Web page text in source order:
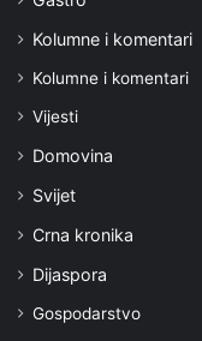
Kolumne i komentari
Kolumne i komentari
Vijesti
Domovina
Svijet
Crna kronika
Dijaspora
Gospodarstvo